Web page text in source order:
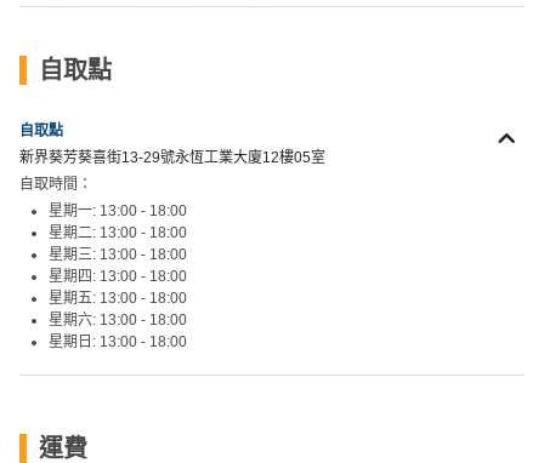
場
新
奇
玩
樂
體
驗
手
作
作
自取點
自取點
新界葵芳葵喜街13-29號永恆工業大廈12樓05室
自取時間：
星期一: 13:00 - 18:00
星期二: 13:00 - 18:00
星期三: 13:00 - 18:00
星期四: 13:00 - 18:00
星期五: 13:00 - 18:00
星期六: 13:00 - 18:00
星期日: 13:00 - 18:00
運費